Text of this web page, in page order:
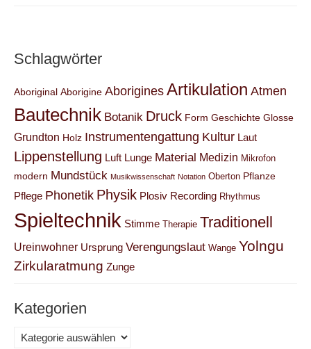
Schlagwörter
Aboriginal Aborigine AboriginesArtikulation Atmen
Bautechnik Botanik Druck Form Geschichte Glosse
Grundton Holz Instrumentengattung Kultur Laut
Lippenstellung Luft Lunge Material Medizin Mikrofon
modern Mundstück Musikwissenschaft Notation Oberton Pflanze
Pflege Phonetik Physik Plosiv Recording Rhythmus
Spieltechnik Stimme Therapie Traditionell
Ureinwohner Ursprung Verengungslaut Wange Yolngu
Zirkularatmung Zunge
Kategorien
Kategorien